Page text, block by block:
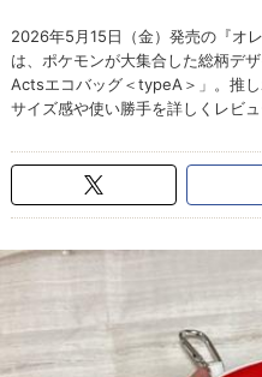
2026年5月15日（金）発売の『オ
は、ポケモンが大集合した総柄デ
Actsエコバッグ＜typeA＞」。推
サイズ感や使い勝手を詳しくレビュ